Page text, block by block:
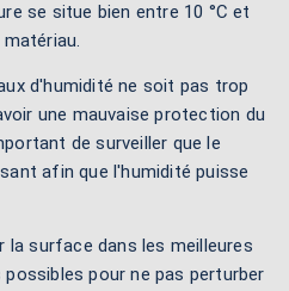
se situe bien entre 10 °C et
d'humidité ne soit pas trop
une mauvaise protection du
de surveiller que le
afin que l'humidité puisse
surface dans les meilleures
pour ne pas perturber